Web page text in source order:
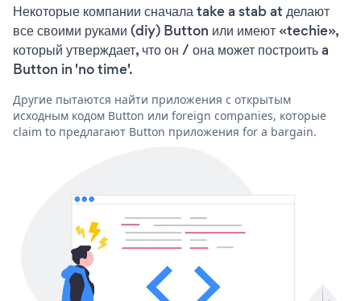
Некоторые компании сначала take a stab at делают
все своими руками (diy) Button или имеют «techie»,
который утверждает, что он / она может построить a
Button in 'no time'.
Другие пытаются найти приложения с открытым
исходным кодом Button или foreign companies, которые
claim to предлагают Button приложения for a bargain.